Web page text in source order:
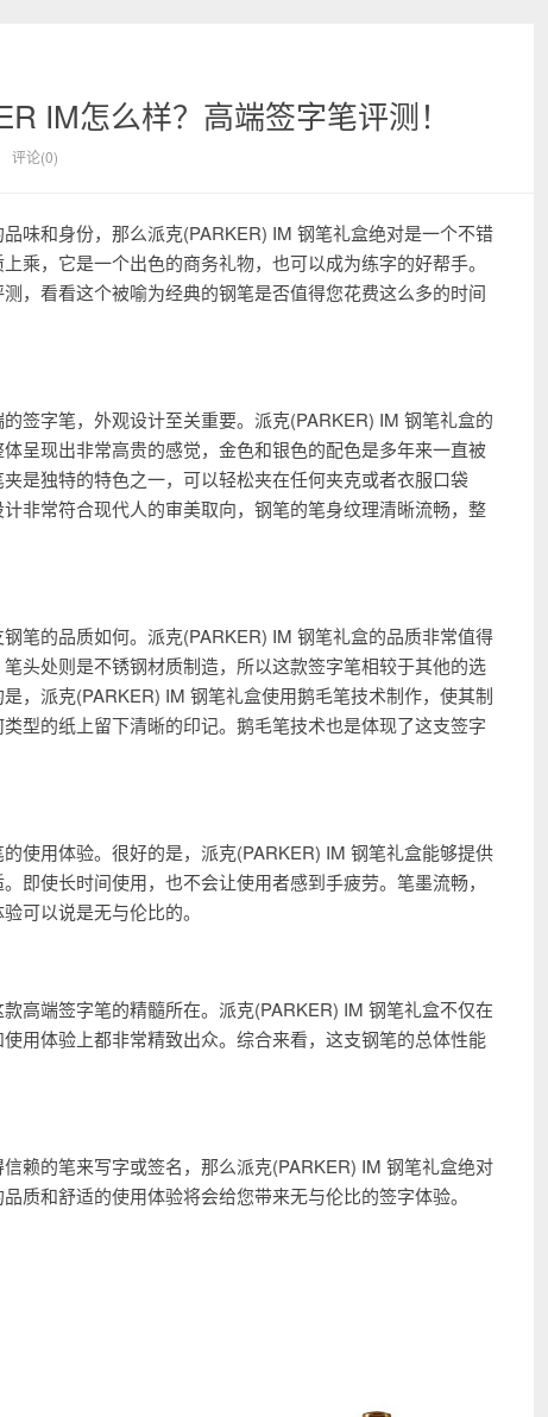
IM怎么样？高端签字笔评测！
评论(0)
味和身份，那么派克(PARKER) IM 钢笔礼盒绝对是一个不错
乘，它是一个出色的商务礼物，也可以成为练字的好帮手。
，看看这个被喻为经典的钢笔是否值得您花费这么多的时间
签字笔，外观设计至关重要。派克(PARKER) IM 钢笔礼盒的
呈现出非常高贵的感觉，金色和银色的配色是多年来一直被
是独特的特色之一，可以轻松夹在任何夹克或者衣服口袋
非常符合现代人的审美取向，钢笔的笔身纹理清晰流畅，整
笔的品质如何。派克(PARKER) IM 钢笔礼盒的品质非常值得
头处则是不锈钢材质制造，所以这款签字笔相较于其他的选
，派克(PARKER) IM 钢笔礼盒使用鹅毛笔技术制作，使其制
型的纸上留下清晰的印记。鹅毛笔技术也是体现了这支签字
使用体验。很好的是，派克(PARKER) IM 钢笔礼盒能够提供
即使长时间使用，也不会让使用者感到手疲劳。笔墨流畅，
可以说是无与伦比的。
高端签字笔的精髓所在。派克(PARKER) IM 钢笔礼盒不仅在
用体验上都非常精致出众。综合来看，这支钢笔的总体性能
赖的笔来写字或签名，那么派克(PARKER) IM 钢笔礼盒绝对
质和舒适的使用体验将会给您带来无与伦比的签字体验。